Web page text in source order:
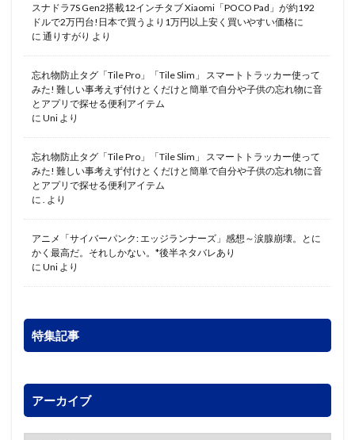
スナドラ7S Gen2搭載12インチタブ Xiaomi「POCO Pad」が約192
ドルで2万円台!日本で買うより1万円以上安く買いやすい価格に
に 通りすがり より
忘れ物防止タグ「Tile Pro」「Tile Slim」 スマートトラッカー使って
みた! 難しい事考えず付けとくだけと簡単で自分や子供の忘れ物に音
とアプリで探せる便利アイテム
に Uni より
忘れ物防止タグ「Tile Pro」「Tile Slim」 スマートトラッカー使って
みた! 難しい事考えず付けとくだけと簡単で自分や子供の忘れ物に音
とアプリで探せる便利アイテム
に
より
アニメ「サイバーパンク: エッジランナーズ」感想～涙腺崩壊。とに
かく最高だ。それしかない。*後半ネタバレあり
に Uni より
特集記事
アーカイブ